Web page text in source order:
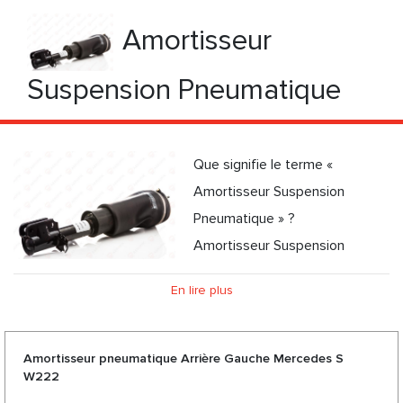
Amortisseur
Suspension Pneumatique
Que signifie le terme «
Amortisseur Suspension
Pneumatique » ?
Amortisseur Suspension
Pneumatique - Quels sont les avantages et les avantages
Amortisseur Suspension Pneumatique d'AEROPIK :
Opportunité de consultation professionnelle
En lire plus
Amortisseur pneumatique Arrière Gauche Mercedes S
W222